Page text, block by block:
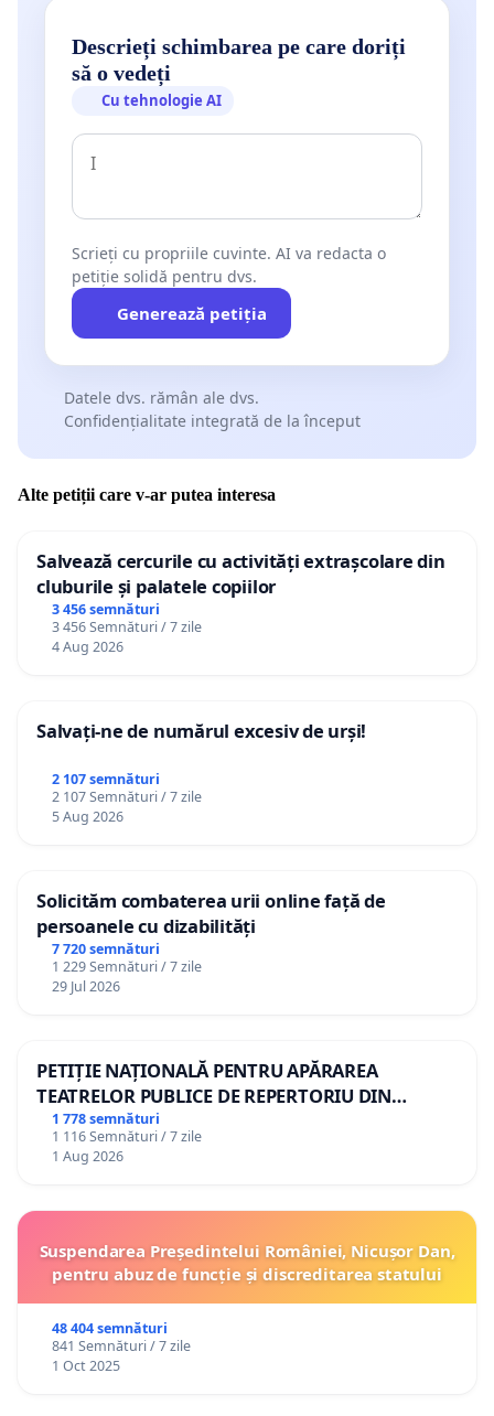
Descrieți schimbarea pe care doriți
să o vedeți
Cu tehnologie AI
Scrieți cu propriile cuvinte. AI va redacta o
petiție solidă pentru dvs.
Generează petiția
Datele dvs. rămân ale dvs.
Confidențialitate integrată de la început
Alte petiții care v-ar putea interesa
Salvează cercurile cu activități extrașcolare din
cluburile și palatele copiilor
3 456 semnături
3 456 Semnături / 7 zile
4 Aug 2026
Salvați-ne de numărul excesiv de urși!
2 107 semnături
2 107 Semnături / 7 zile
5 Aug 2026
Solicităm combaterea urii online față de
persoanele cu dizabilități
7 720 semnături
1 229 Semnături / 7 zile
29 Jul 2026
PETIȚIE NAȚIONALĂ PENTRU APĂRAREA
TEATRELOR PUBLICE DE REPERTORIU DIN
ROMÂNIA
1 778 semnături
1 116 Semnături / 7 zile
1 Aug 2026
Suspendarea Președintelui României, Nicușor Dan,
pentru abuz de funcție și discreditarea statului
48 404 semnături
841 Semnături / 7 zile
1 Oct 2025